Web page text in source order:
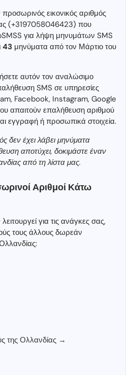
εικονικός αριθμός
(+3197058046423) που
για λήψη μηνυμάτων SMS
43 μηνύματα από τον Μάρτιο του
αυτόν τον αναλώσιμο
SMS σε υπηρεσίες
Facebook, Instagram, Google
απαιτούν επαλήθευση αριθμού
εγγραφή ή προσωπικά στοιχεία.
δεν έχει λάβει μηνύματα
αποτύχει, δοκιμάστε έναν
από τη λίστα μας.
Αριθμοί Κάτω
για τις ανάγκες σας,
τους άλλους δωρεάν
της Ολλανδίας →